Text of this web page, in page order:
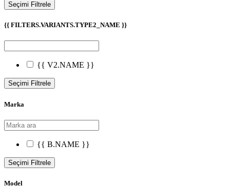
Seçimi Filtrele
{{ FILTERS.VARIANTS.TYPE2_NAME }}
{{ V2.NAME }}
Seçimi Filtrele
Marka
{{ B.NAME }}
Seçimi Filtrele
Model